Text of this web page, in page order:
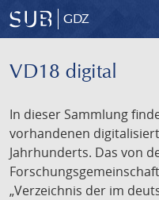
GDZ
VD18 digital
In dieser Sammlung
vorhandenen
Jahrhunderts. Das von
„Verzeichnis der im